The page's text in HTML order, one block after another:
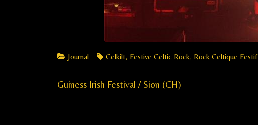
Categories
Journal Tags
Celkilt, Festive Celtic Rock, Rock Celtique Festif
Navigation
Previous
Guiness Irish Festival / Sion (CH)